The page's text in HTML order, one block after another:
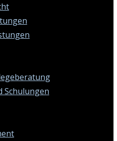
Schulungen